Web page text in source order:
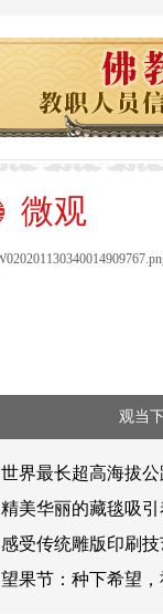
微观
观当
世界最长超高海拔
精美华丽的藏毯吸引
感受传统雕版印刷技
望果节：种下希望